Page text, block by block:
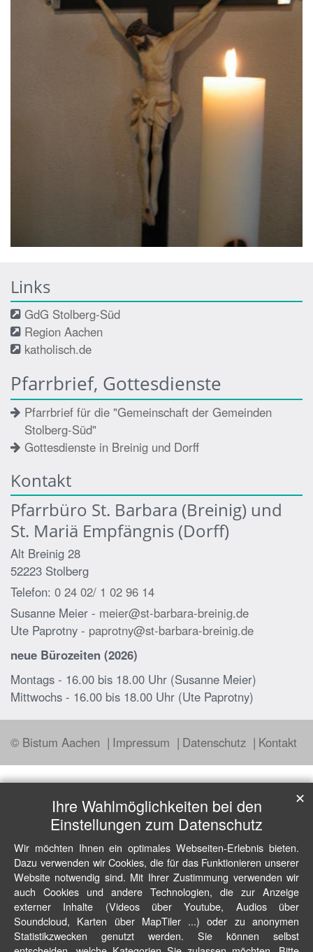
Links
GdG Stolberg-Süd
Region Aachen
katholisch.de
Pfarrbrief, Gottesdienste
Pfarrbrief für die "Gemeinschaft der Gemeinden
Stolberg-Süd"
Gottesdienste in Breinig und Dorff
Kontakt
Pfarrbüro St. Barbara (Breinig) und
St. Mariä Empfängnis (Dorff)
Alt Breinig 28
52223 Stolberg
Telefon: 0 24 02/ 1 02 96 14
Susanne Meier - meier@st-barbara-breinig.de
Ute Paprotny - paprotny@st-barbara-breinig.de
neue Bürozeiten (2026)
Montags - 16.00 bis 18.00 Uhr (Susanne Meier)
Mittwochs - 16.00 bis 18.00 Uhr (Ute Paprotny)
© Bistum Aachen Impressum Datenschutz Kontakt
Ihre Wahlmöglichkeiten bei den
Einstellungen zum Datenschutz
Wir möchten Ihnen ein optimales Webseiten-Erlebnis bieten.
Dazu verwenden wir Cookies, die für das Funktionieren unserer
Website notwendig sind. Mit Ihrer Zustimmung verwenden wir
auch Cookies und andere Technologien, die zur Anzeige
externer Inhalte (Videos über Youtube, Audios über
Soundcloud, Karten über MapTiler ...) oder zu anonymen
Statistikzwecken genutzt werden. Sie können selbst
✕